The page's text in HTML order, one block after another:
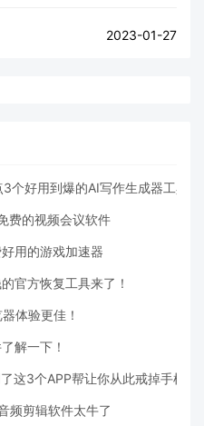
2023-01-27
个好用到爆的AI写作生成器工具
费的视频会议软件
用的游戏加速器
官方恢复工具来了！
体验更佳！
解一下！
这3个APP帮让你从此戒掉手机！
频剪辑软件太牛了